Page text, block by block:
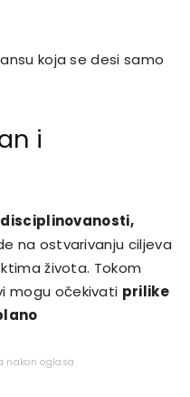
koja se desi samo
i
disciplinovanosti,
na ostvarivanju ciljeva
života. Tokom
mogu očekivati prilike
nakon oglasa